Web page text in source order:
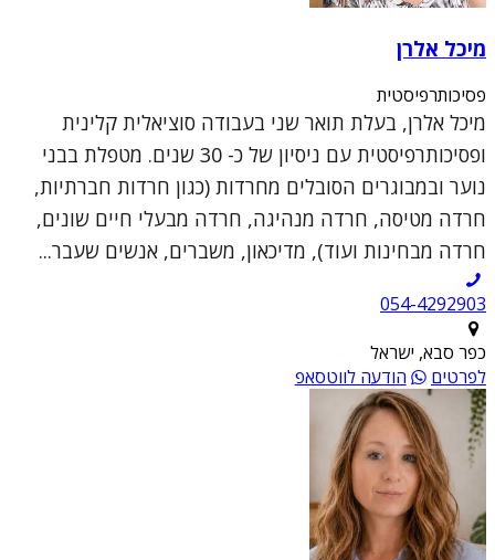
מיכל אלרן
פסיכותרפיסטית
מיכל אלרן, בעלת תואר שני בעבודה סוציאלית קלינית
ופסיכותרפיסטית עם ניסיון של כ- 30 שנים. מטפלת בבני
נוער ובמבוגרים הסובלים מחרדות (כגון חרדות חברתיות,
חרדה מטיסה, חרדה מנהיגה, חרדה מבעלי חיים שונים,
חרדה מבחינות ועוד), מדיכאון, משברים, אנשים שעבר...
054-4292903
כפר סבא, ישראל
לפרטים
הודעה לווטסאפ